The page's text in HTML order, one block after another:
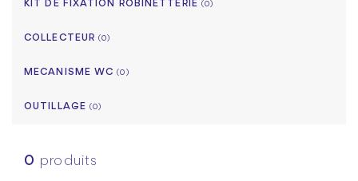
KIT DE FIXATION ROBINETTERIE (0)
COLLECTEUR(0)
MECANISME WC(0)
OUTILLAGE (0)
0 produits